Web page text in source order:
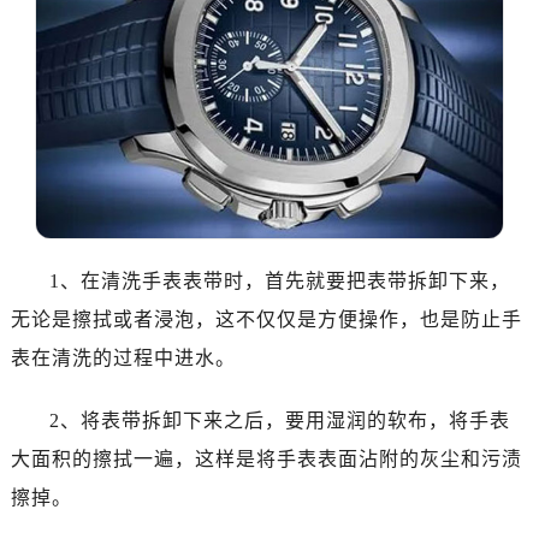
1、在清洗手表表带时，首先就要把表带拆卸下来，
无论是擦拭或者浸泡，这不仅仅是方便操作，也是防止手
表在清洗的过程中进水。
2、将表带拆卸下来之后，要用湿润的软布，将手表
大面积的擦拭一遍，这样是将手表表面沾附的灰尘和污渍
擦掉。